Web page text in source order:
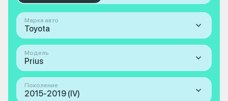
Марка авто
Toyota
Модель
Prius
Поколение
2015-2019 (IV)